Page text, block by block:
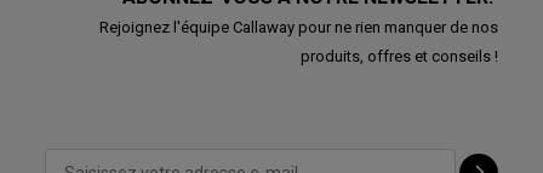
Rejoignez l'équipe Callaway pour ne rien manquer de nos
produits, offres et conseils !